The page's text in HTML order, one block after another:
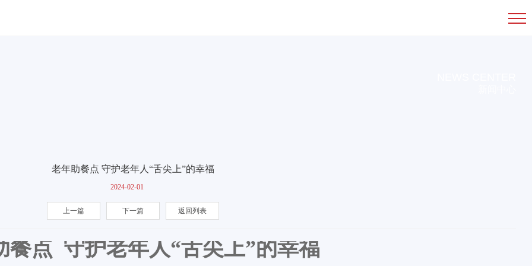
老年助餐点 守护老年人“舌尖上”的幸福
2024-02-01
上一篇 下一篇 返回列表
餐点 守护老年人“舌尖上”的幸福